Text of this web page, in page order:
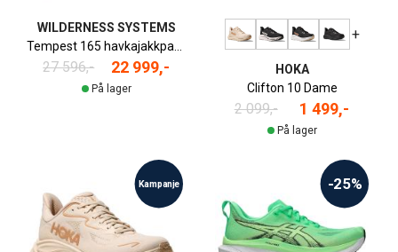
WILDERNESS SYSTEMS
27 596,- 22 999,-
På lager
+
HOKA
Clifton 10 Dame
2 099,- 1 499,-
På lager
Kampanje -25%